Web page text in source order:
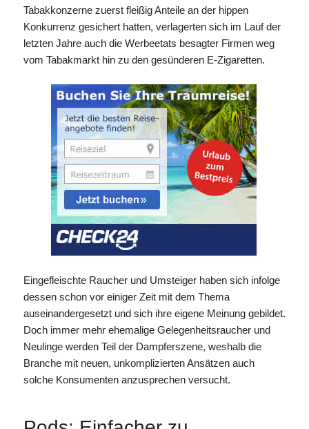
Tabakkonzerne zuerst fleißig Anteile an der hippen
Konkurrenz gesichert hatten, verlagerten sich im Lauf der
letzten Jahre auch die Werbeetats besagter Firmen weg
vom Tabakmarkt hin zu den gesünderen E-Zigaretten.
Eingefleischte Raucher und Umsteiger haben sich infolge
dessen schon vor einiger Zeit mit dem Thema
auseinandergesetzt und sich ihre eigene Meinung gebildet.
Doch immer mehr ehemalige Gelegenheitsraucher und
Neulinge werden Teil der Dampferszene, weshalb die
Branche mit neuen, unkomplizierten Ansätzen auch
solche Konsumenten anzusprechen versucht.